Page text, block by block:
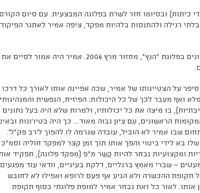
כיתות) ובסיומו חזר לשרת בפלוגה המבצעית. עם סיום
רגילה ולהתנסות בלהיות מפקד, ציפה אמיר לאתגר
כדרכו, הצליח אמיר לקבל את מבוקשו והוצב להיות מ"כ טירונים בפלוגת "הנץ", מחזור מרץ 2006. אמיר היה אמור לסיים את
על הצטיינותו של אמיר, שכה אפיינה אותו לאורך כל דרכו
ואף מעבר לכך של כל היכולות: הפיזית, הנפשית
בו מיצה את כל יכולותיו, ולמרות שלא היה בעל נתונים
הראשונים, עם ציון גבוה מאוד... כך היה בטירונות
שבו אמיר לא הוביל, עובדה שגרמה לו להפוך ל'רב פק"ל'.
בא לידי ביטוי והפך אותו תוך זמן קצר למפקד חוליה וסמ"כ
ומקצועיות נבחר להיות קַשַר מ"פ (מפקד פלוגה), תפקיד
– שברי מאמץ ברגליים, דלקת בעיניים, וודאי עוד מפגעים
תקופת ההכשרה ולא הגיע אף פעם לרופא ואפילו לא לחובש
לאור כל זאת נבחר אמיר למופת פלוגתי בסוף תקופת